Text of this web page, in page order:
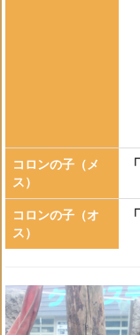
コロンの子（メ
ス）
コロンの子（オ
ス）